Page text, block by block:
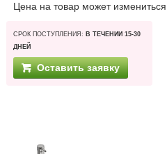
Цена на товар может измениться
СРОК ПОСТУПЛЕНИЯ: В ТЕЧЕНИИ 15-30
ДНЕЙ
Оставить заявку